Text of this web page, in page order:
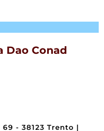
Dao Conad
69 - 38123 Trento |